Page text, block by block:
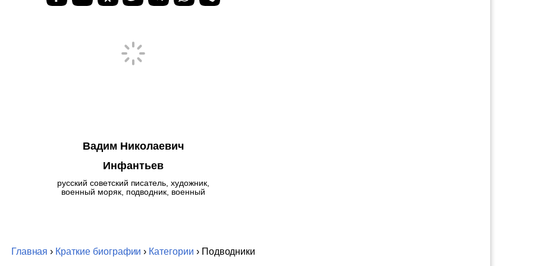
Вадим Николаевич
Инфантьев
русский советский писатель, художник,
военный моряк, подводник, военный
Главная › Краткие биографии › Категории › Подводники